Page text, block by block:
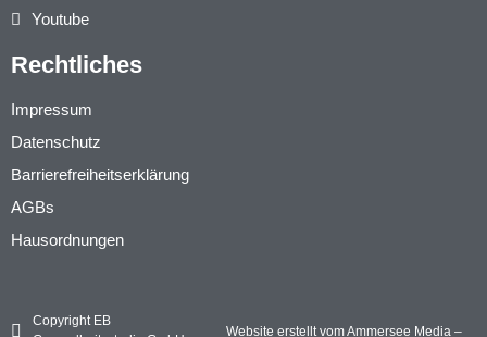
Youtube
Rechtliches
Impressum
Datenschutz
Barrierefreiheitserklärung
AGBs
Hausordnungen
Copyright EB
Website erstellt vom Ammersee Media –